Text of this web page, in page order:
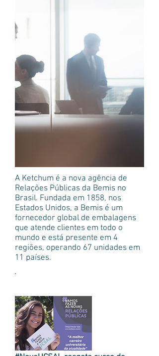
A Ketchum é a nova agência de
Relações Públicas da Bemis no
Brasil. Fundada em 1858, nos
Estados Unidos, a Bemis é um
fornecedor global de embalagens
que atende clientes em todo o
mundo e está presente em 4
regiões, operando 67 unidades em
11 países.